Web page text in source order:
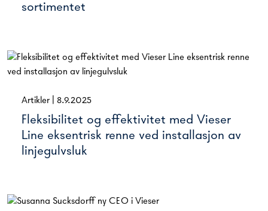
sortimentet
Artikler 8.9.2025
Fleksibilitet og effektivitet med Vieser
Line eksentrisk renne ved installasjon av
linjegulvsluk